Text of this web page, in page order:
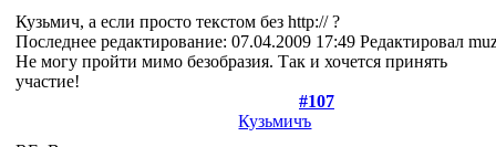
Кузьмич, а если просто текстом без http:// ?
Последнее редактирование: 07.04.2009 17:49 Редактировал
Не могу пройти мимо безобразия. Так и хочется принять
участие!
#107
Кузьмичъ